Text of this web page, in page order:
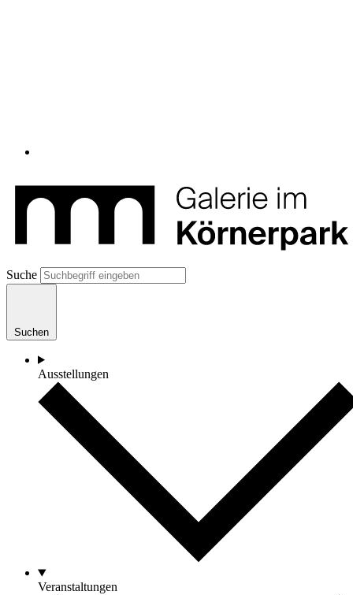
Suche
Suchen
Ausstellungen
Veranstaltungen